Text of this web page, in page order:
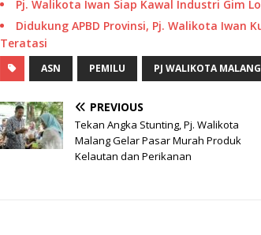
Pj. Walikota Iwan Siap Kawal Industri Gim
Didukung APBD Provinsi, Pj. Walikota Iwan
Teratasi
ASN PEMILU PJ WALIKOTA MALANG
PREVIOUS
Tekan Angka Stunting, Pj. Walikota
Malang Gelar Pasar Murah Produk
Kelautan dan Perikanan